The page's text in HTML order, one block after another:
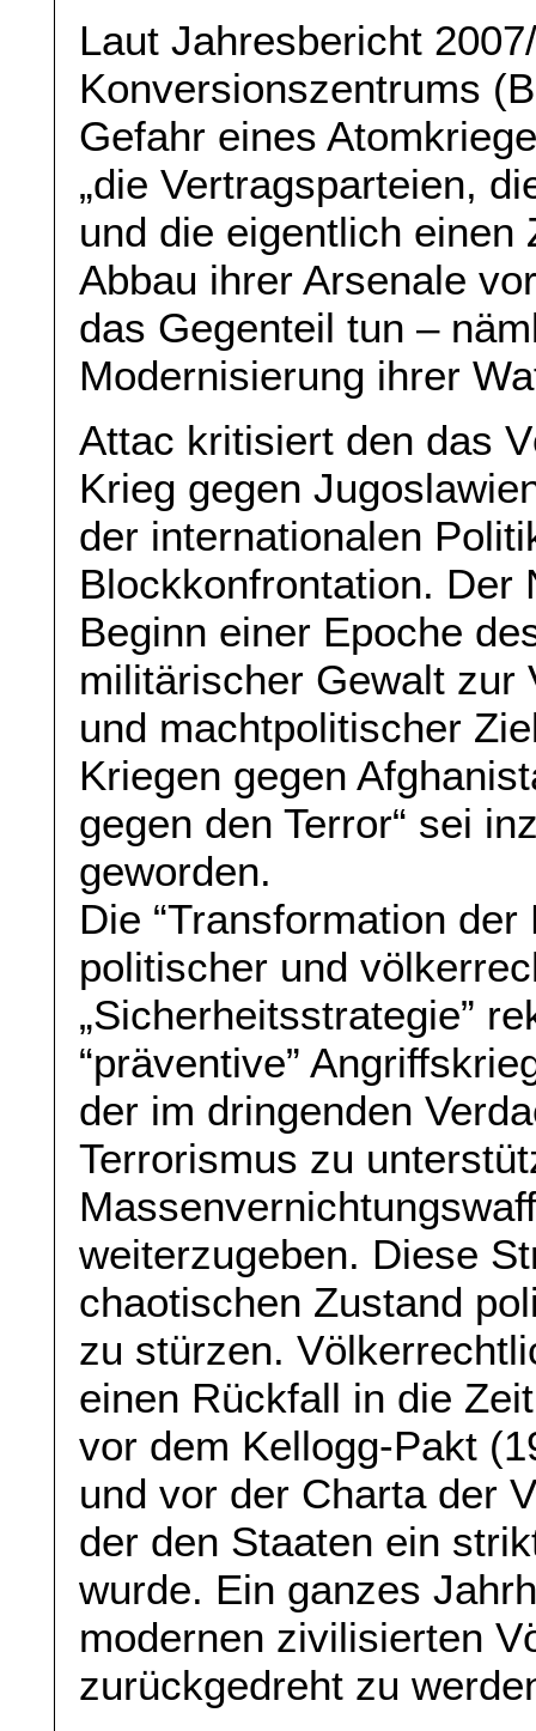
Laut Jahresbericht
Konversionszentrums
Gefahr eines
„die Vertragsparteien,
und die eigentlich
Abbau ihrer Arsenale
das Gegenteil tun –
Modernisierung ihrer
Attac kritisiert den das
Krieg gegen
der internationalen
Blockkonfrontation. Der
Beginn einer Epoche
militärischer Gewalt zur
und machtpolitischer
Kriegen gegen
gegen den Terror“ sei
geworden.
Die “Transformation
politischer und
„Sicherheitsstrategie”
“präventive”
der im dringenden
Terrorismus zu
weiterzugeben. Diese
chaotischen Zustand
zu stürzen.
einen Rückfall in die
vor dem Kellogg-Pakt
und vor der Charta der
der den Staaten ein
wurde. Ein ganzes
modernen zivilisierten
zurückgedreht zu